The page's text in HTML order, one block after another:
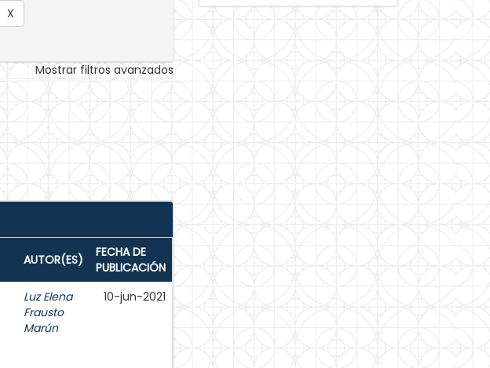
Mostrar filtros avanzados
AUTOR(ES)
FECHA DE
PUBLICACIÓN
Luz Elena
Frausto
Marún
10-jun-2021